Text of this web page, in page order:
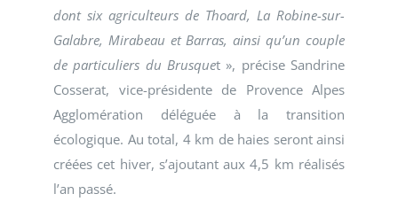
dont six agriculteurs de Thoard, La Robine-sur-
Galabre, Mirabeau et Barras, ainsi qu’un couple
de particuliers du Brusquet », précise Sandrine
Cosserat, vice-présidente de Provence Alpes
Agglomération déléguée à la transition
écologique. Au total, 4 km de haies seront ainsi
créées cet hiver, s’ajoutant aux 4,5 km réalisés
l’an passé.